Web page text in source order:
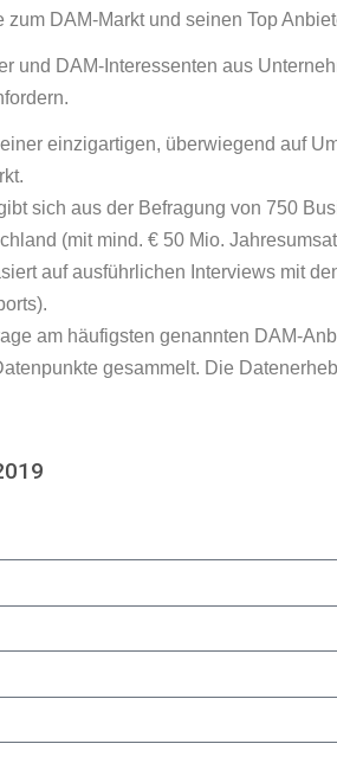
DAM-Markt und seinen Top
und DAM-Interessenten aus
einzigartigen, überwiegend auf
sich aus der Befragung von 750
(mit mind. € 50 Mio.
auf ausführlichen Interviews mit
am häufigsten genannten DAM-
gesammelt. Die